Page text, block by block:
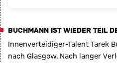
BUCHMANN IST WIEDER TEIL
Innenverteidiger-Talent Tarek
nach Glasgow. Nach langer